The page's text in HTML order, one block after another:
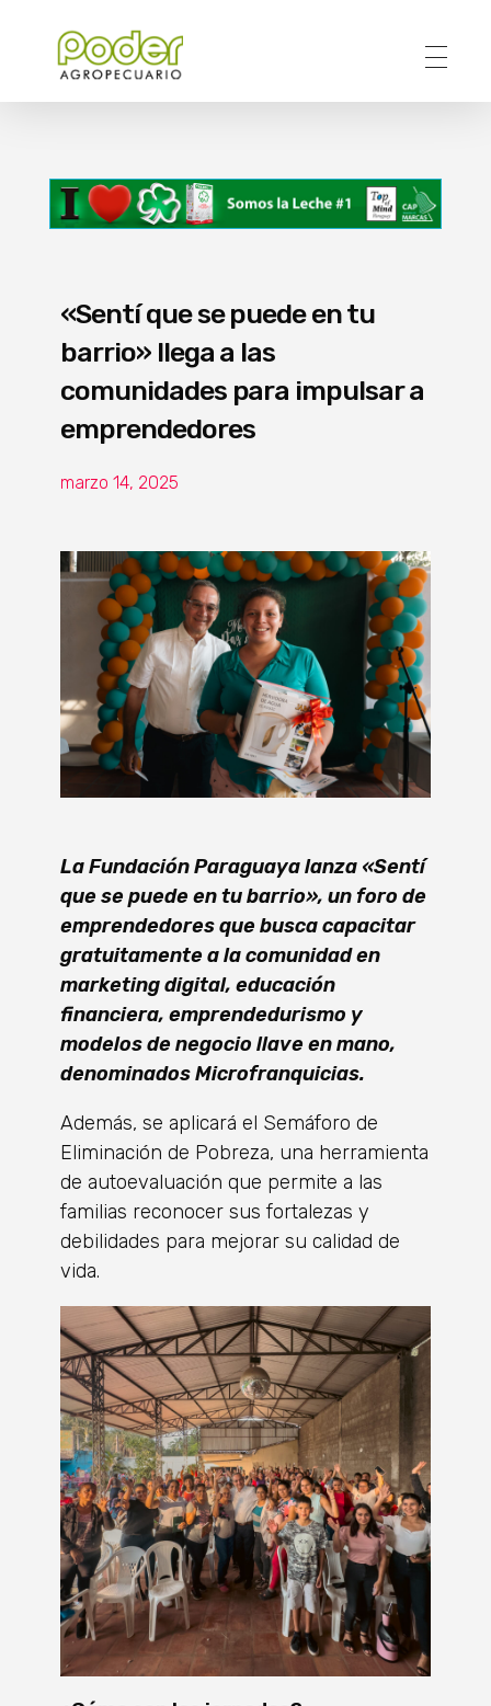
«Sentí que se puede en tu
barrio» llega a las
comunidades para impulsar a
emprendedores
marzo 14, 2025
La Fundación Paraguaya lanza «Sentí
que se puede en tu barrio», un foro de
emprendedores que busca capacitar
gratuitamente a la comunidad en
marketing digital, educación
financiera, emprendedurismo y
modelos de negocio llave en mano,
denominados Microfranquicias.
Además, se aplicará el Semáforo de
Eliminación de Pobreza, una herramienta
de autoevaluación que permite a las
familias reconocer sus fortalezas y
debilidades para mejorar su calidad de
vida.